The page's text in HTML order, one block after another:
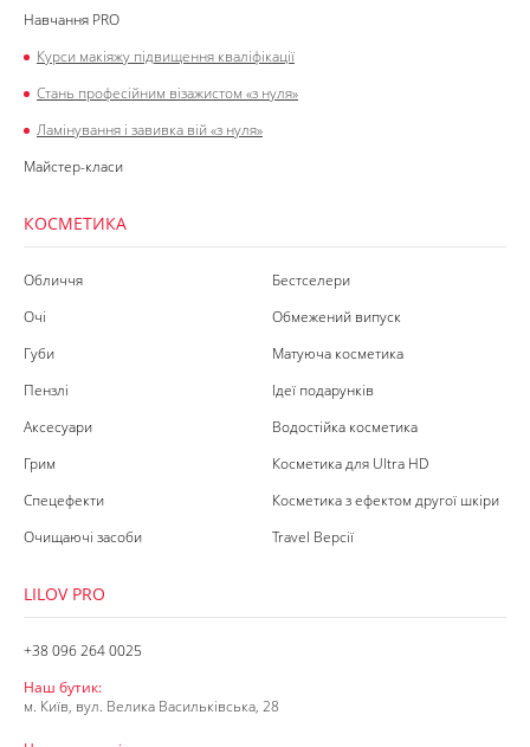
Навчання PRO
Курси макіяжу підвищення кваліфікації
Стань професійним візажистом «з нуля»
Ламінування і завивка вій «з нуля»
Майстер-класи
КОСМЕТИКА
Обличчя
Очі
Губи
Пензлі
Аксесуари
Грим
Спецефекти
Очищаючі засоби
Бестселери
Обмежений випуск
Матуюча косметика
Ідеї подарунків
Водостійка косметика
Косметика для Ultra HD
Косметика з ефектом другої шкіри
Travel Версії
LILOV PRO
+38 096 264 0025
Наш бутик:
м. Київ, вул. Велика Васильківська, 28